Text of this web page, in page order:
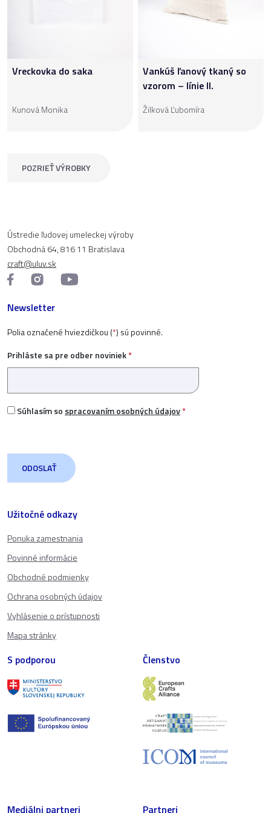
Vreckovka do saka
Kunová Monika
Vankúš ľanový tkaný so
vzorom – línie II.
Žilková Ľubomíra
POZRIEŤ VÝROBKY
Užitočné odkazy
Ponuka zamestnania
Povinné informácie
Obchodné podmienky
Ochrana osobných údajov
Vyhlásenie o prístupnosti
Mapa stránky
Ústredie ľudovej umeleckej výroby
Obchodná 64, 816 11 Bratislava
craft@uluv.sk
Newsletter
Polia označené hviezdičkou (*) sú povinné.
Prihláste sa pre odber noviniek*
Súhlasím so spracovaním osobných údajov*
S podporou Členstvo
Mediálni partneri Partneri